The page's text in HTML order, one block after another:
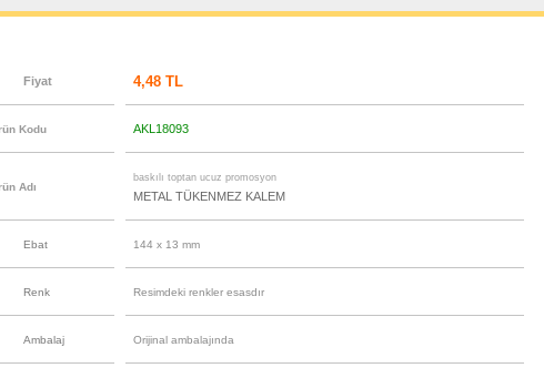
Fiyat 4,48 TL
Kodu AKL18093
Adı
baskılı toptan ucuz promosyon
METAL TÜKENMEZ KALEM
Ebat 144 x 13 mm
Renk Resimdeki renkler esasdır
Ambalaj Orijinal ambalajında